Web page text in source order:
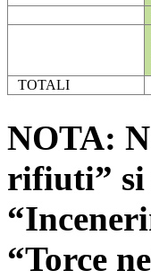
TOTALI
NOTA:
rifiuti” si
“Torce